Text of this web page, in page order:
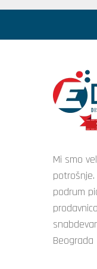
Mi smo
podrum
Beograda